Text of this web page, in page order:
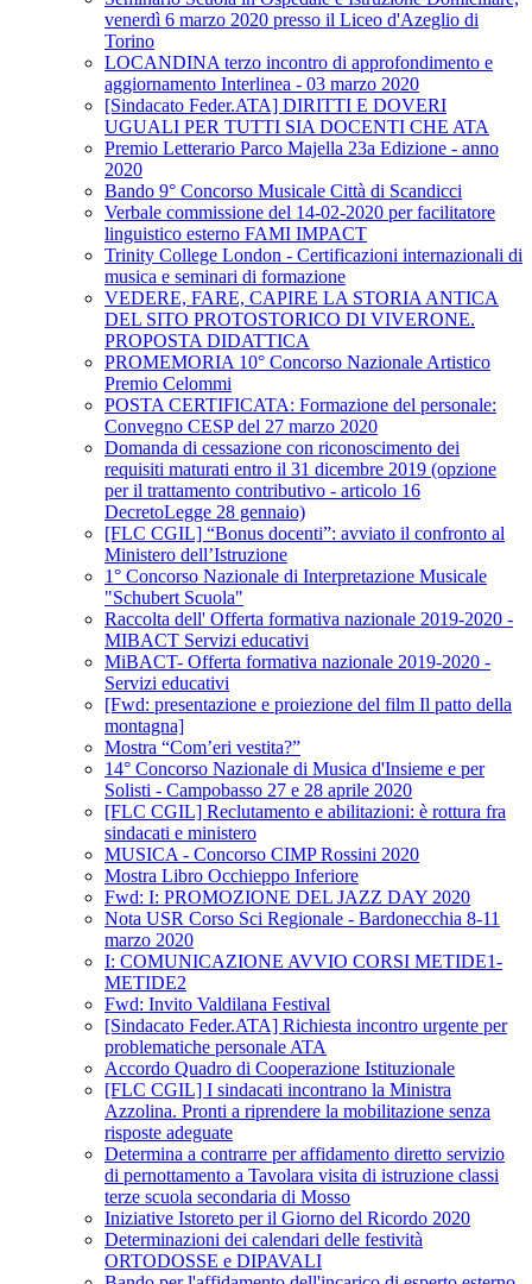
venerdì 6 marzo 2020 presso il Liceo d'Azeglio di
Torino
LOCANDINA terzo incontro di approfondimento e
aggiornamento Interlinea - 03 marzo 2020
[Sindacato Feder.ATA] DIRITTI E DOVERI
UGUALI PER TUTTI SIA DOCENTI CHE ATA
Premio Letterario Parco Majella 23a Edizione - anno
2020
Bando 9° Concorso Musicale Città di Scandicci
Verbale commissione del 14-02-2020 per facilitatore
linguistico esterno FAMI IMPACT
Trinity College London - Certificazioni internazionali di
musica e seminari di formazione
VEDERE, FARE, CAPIRE LA STORIA ANTICA
DEL SITO PROTOSTORICO DI VIVERONE.
PROPOSTA DIDATTICA
PROMEMORIA 10° Concorso Nazionale Artistico
Premio Celommi
POSTA CERTIFICATA: Formazione del personale:
Convegno CESP del 27 marzo 2020
Domanda di cessazione con riconoscimento dei
requisiti maturati entro il 31 dicembre 2019 (opzione
per il trattamento contributivo - articolo 16
DecretoLegge 28 gennaio)
[FLC CGIL] “Bonus docenti”: avviato il confronto al
Ministero dell’Istruzione
1° Concorso Nazionale di Interpretazione Musicale
"Schubert Scuola"
Raccolta dell' Offerta formativa nazionale 2019-2020 -
MIBACT Servizi educativi
MiBACT- Offerta formativa nazionale 2019-2020 -
Servizi educativi
[Fwd: presentazione e proiezione del film Il patto della
montagna]
Mostra “Com’eri vestita?”
14° Concorso Nazionale di Musica d'Insieme e per
Solisti - Campobasso 27 e 28 aprile 2020
[FLC CGIL] Reclutamento e abilitazioni: è rottura fra
sindacati e ministero
MUSICA - Concorso CIMP Rossini 2020
Mostra Libro Occhieppo Inferiore
Fwd: I: PROMOZIONE DEL JAZZ DAY 2020
Nota USR Corso Sci Regionale - Bardonecchia 8-11
marzo 2020
I: COMUNICAZIONE AVVIO CORSI METIDE1-
METIDE2
Fwd: Invito Valdilana Festival
[Sindacato Feder.ATA] Richiesta incontro urgente per
problematiche personale ATA
Accordo Quadro di Cooperazione Istituzionale
[FLC CGIL] I sindacati incontrano la Ministra
Azzolina. Pronti a riprendere la mobilitazione senza
risposte adeguate
Determina a contrarre per affidamento diretto servizio
di pernottamento a Tavolara visita di istruzione classi
terze scuola secondaria di Mosso
Iniziative Istoreto per il Giorno del Ricordo 2020
Determinazioni dei calendari delle festività
ORTODOSSE e DIPAVALI